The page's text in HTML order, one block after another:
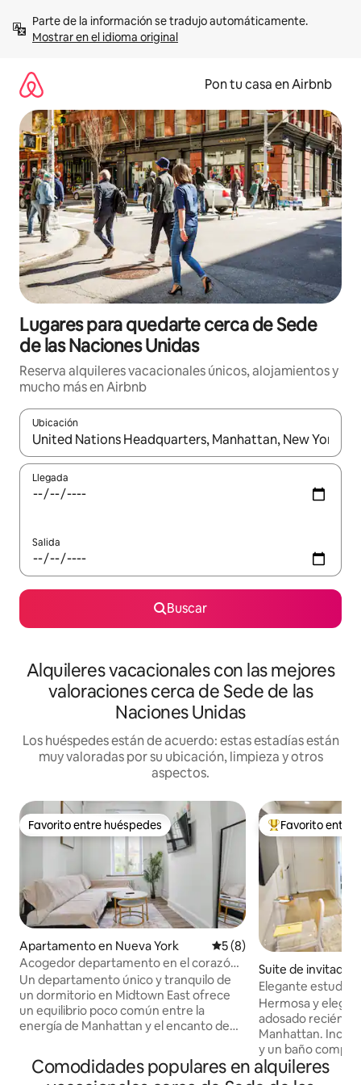
contenidoMostrar en el idioma original
Pon tu casa en Airbnb
Lugares para quedarte cerca de Sede
de las Naciones Unidas
Reserva alquileres vacacionales únicos, alojamientos y
mucho más en Airbnb
Ubicación
Cuando los resultados estén disponibles, navega con las
Llegada
Salida
Buscar
Alquileres vacacionales con las mejores
valoraciones cerca de Sede de las
Naciones Unidas
Los huéspedes están de acuerdo: estas estadías están
muy valoradas por su ubicación, limpieza y otros
aspectos.
Favorito entre huéspedes
Favorito entre huéspedes
Apartamento en Nueva York Calificación promedio: 5
5 (8)
Acogedor departamento en el corazón
de Manhattan
Un departamento único y tranquilo de
un dormitorio en Midtown East ofrece
un equilibrio poco común entre la
energía de Manhattan y el encanto de
en una calle arbolada, parece apartado
del bullicio a pesar de estar a pocos
Favorito entre
Favorito entre
Suite de invitados
York
Elegante estudio
adosada de lujo.
Hermosa y
adosado recién
Manhattan. Incluye una pequeña cocina
y un baño
espacio de escritorio.
huéspedes a
Comodidades populares en alquileres